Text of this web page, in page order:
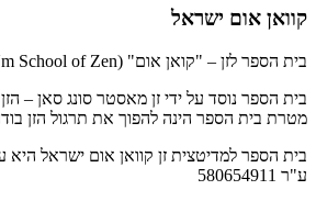
קוואן אום ישראל
בית הספר לזן – "קואן אום" (The Kwan Um School of Zen) הינו ארגון בינלאומי המונה יותר ממאה מרכזים וקבוצות מדיטציה הפרושים על פני חמש יבשות.
בית הספר נוסד על ידי זן מאסטר סונג סאן –
מטרת בית הספר הינה להפוך את תרגול הזן
בית הספר למדיטצית זן קוואן אום ישראל
ע"ר 580654911